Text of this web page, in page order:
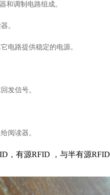
和调制电路组成。
。
电路提供稳定的电源。
发信号。
阅读器。
，有源RFID ，与半有源RFID